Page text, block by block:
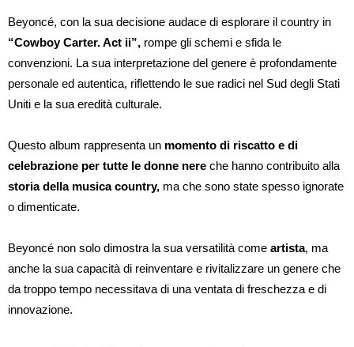
Beyoncé, con la sua decisione audace di esplorare il country in
“Cowboy Carter. Act ii”, rompe gli schemi e sfida le
convenzioni. La sua interpretazione del genere è profondamente
personale ed autentica, riflettendo le sue radici nel Sud degli Stati
Uniti e la sua eredità culturale.
Questo album rappresenta un momento di riscatto e di
celebrazione per tutte le donne nere che hanno contribuito alla
storia della musica country, ma che sono state spesso ignorate
o dimenticate.
Beyoncé non solo dimostra la sua versatilità come artista, ma
anche la sua capacità di reinventare e rivitalizzare un genere che
da troppo tempo necessitava di una ventata di freschezza e di
innovazione.